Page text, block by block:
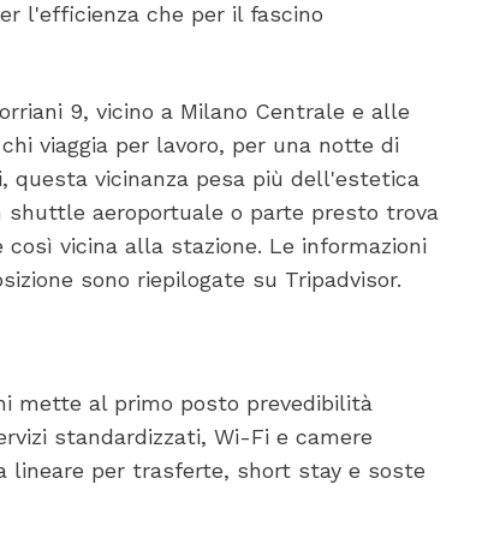
l'efficienza che per il fascino
9, vicino a Milano Centrale e alle
viaggia per lavoro, per una notte di
questa vicinanza pesa più dell'estetica
shuttle aeroportuale o parte presto trova
vicina alla stazione. Le informazioni
sono riepilogate su Tripadvisor.
mette al primo posto prevedibilità
standardizzati, Wi-Fi e camere
lineare per trasferte, short stay e soste